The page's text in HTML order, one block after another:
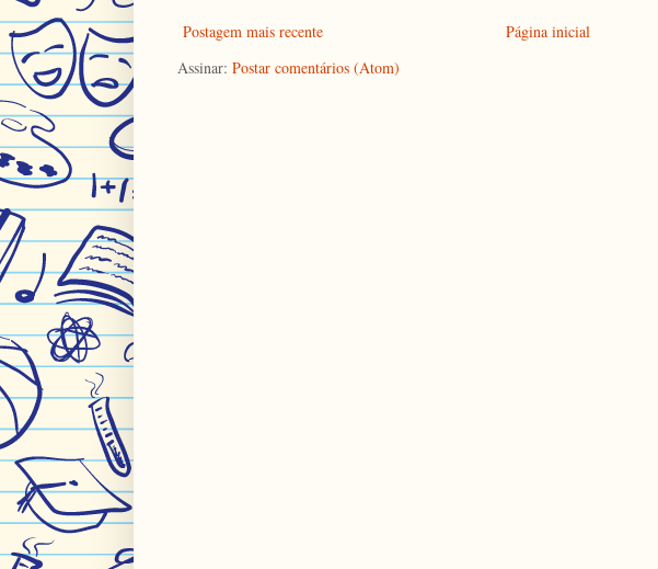
Postagem mais recente
Página inicial
Assinar: Postar comentários (Atom)